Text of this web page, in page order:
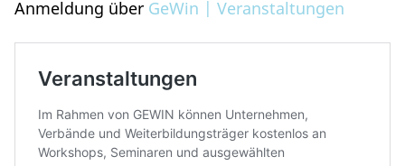
Anmeldung über GeWin | Veranstaltungen